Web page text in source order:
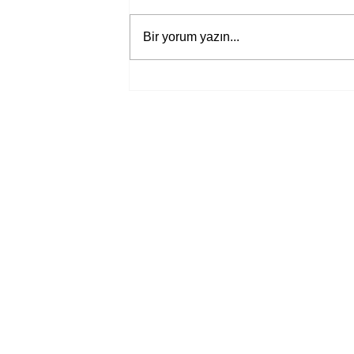
Bir yorum yazın...